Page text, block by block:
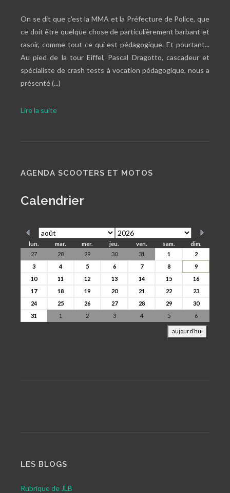
On se dit que c'est la MMA et la Préfecture de Police, que
ce doit être quelque chose de particulièrement barbant et
rasoir, comme tout ce qui est pédagogique. Et pourtant...
Au pied de la tour Eiffel, Pascal Dragotto, cascadeur et
spécialiste de crash tests à vocation pédagogique, nous a
présenté (...)
Lire la suite
AGENDA SCOOTERS ET MOTOS
Calendrier
lun. mar. mer. jeu. ven. sam.
dim.
27
28 29 30 31 1
2
3
4 5 6 7 8
9
10
11 12 13 14 15
16
17
18 19 20 21 22
23
24
25 26 27 28 29
30
31
1 2 3 4 5 6
aujourd’hui
LES BLOGS
Rubrique de JLB